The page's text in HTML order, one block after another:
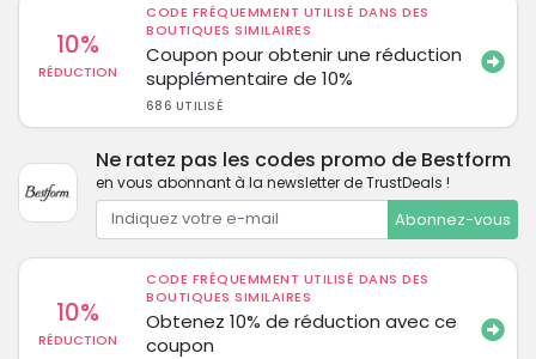
10%
RÉDUCTION
CODE FRÉQUEMMENT UTILISÉ DANS DES
BOUTIQUES SIMILAIRES
Coupon pour obtenir une réduction
supplémentaire de 10%
686 UTILISÉ
Ne ratez pas les codes promo de Bestform
en vous abonnant à la newsletter de TrustDeals !
Abonnez-vous
10%
RÉDUCTION
CODE FRÉQUEMMENT UTILISÉ DANS DES
BOUTIQUES SIMILAIRES
Obtenez 10% de réduction avec ce
coupon